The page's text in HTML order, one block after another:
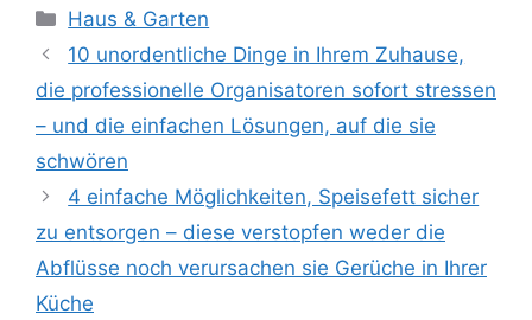
Kategorien
Haus & Garten
10 unordentliche Dinge in Ihrem Zuhause,
die professionelle Organisatoren sofort stressen
– und die einfachen Lösungen, auf die sie
schwören
4 einfache Möglichkeiten, Speisefett sicher
zu entsorgen – diese verstopfen weder die
Abflüsse noch verursachen sie Gerüche in Ihrer
Küche